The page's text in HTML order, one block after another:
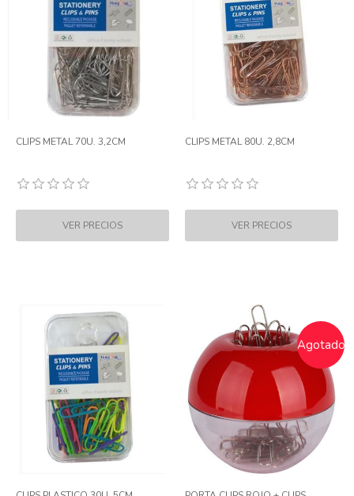
CLIPS METAL 70U. 3,2CM CLIPS METAL 80U. 2,8CM
Agotado